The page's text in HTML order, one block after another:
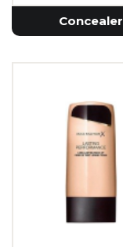
Concealer